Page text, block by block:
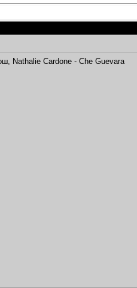
Nathalie Cardone - Che Guevara